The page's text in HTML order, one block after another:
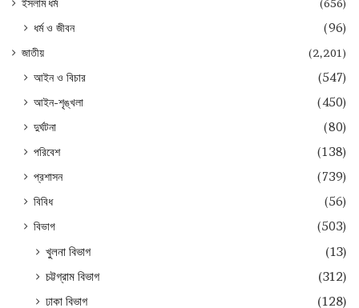
ইসলাম ধর্ম (656)
ধর্ম ও জীবন (96)
জাতীয় (2,201)
আইন ও বিচার
(547)
আইন-শৃঙ্খলা
(450)
দুর্ঘটনা
(80)
পরিবেশ
(138)
প্রশাসন
(739)
বিবিধ
(56)
বিভাগ
(503)
খুলনা বিভাগ
(13)
চট্টগ্রাম বিভাগ
(312)
ঢাকা বিভাগ
(128)